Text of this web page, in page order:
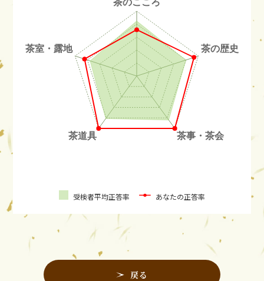
受検者平均正答率 あなたの正答率
戻る